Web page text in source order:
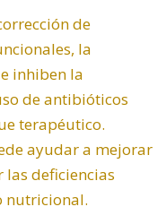
de
la
inhiben la
de antibióticos
terapéutico.
ayudar a mejorar
las deficiencias
nutricional.